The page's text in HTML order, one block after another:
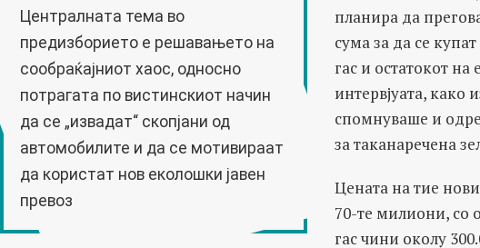
Централната тема во
предизборието е решавањето на
сообраќајниот хаос, односно
потрагата по вистинскиот начин
да се „извадат“ скопјани од
автомобилите и да се мотивираат
да користат нов еколошки јавен
превоз
планира да
сума за да се
гас и остатокот
интервјуата,
спомнуваше и
за таканаречена
Цената на тие
70-те милиони, со
гас чини околу